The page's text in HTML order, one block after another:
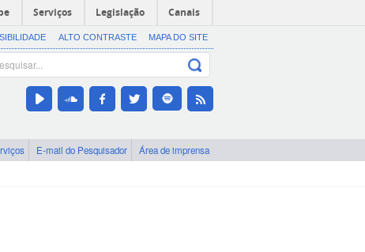
Serviços Legislação Canais
ALTO CONTRASTE MAPA DO SITE
E-mail do Pesquisador Área de imprensa